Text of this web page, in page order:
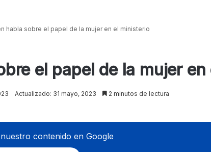
habla sobre el papel de la mujer en el ministerio
el papel de la mujer
Actualizado: 31 mayo, 2023 2 minutos de lectura
contenido en Google